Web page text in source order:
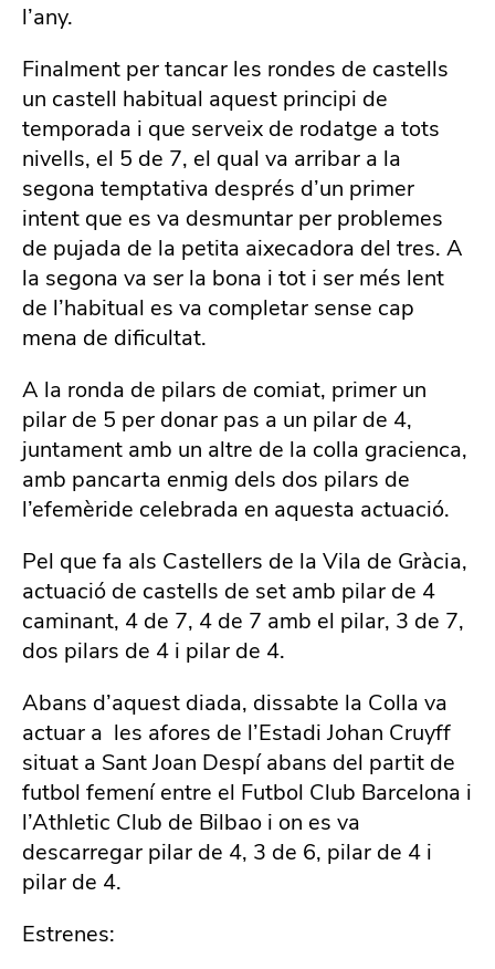
l’any.
Finalment per tancar les rondes de castells
un castell habitual aquest principi de
temporada i que serveix de rodatge a tots
nivells, el 5 de 7, el qual va arribar a la
segona temptativa després d’un primer
intent que es va desmuntar per problemes
de pujada de la petita aixecadora del tres. A
la segona va ser la bona i tot i ser més lent
de l’habitual es va completar sense cap
mena de dificultat.
A la ronda de pilars de comiat, primer un
pilar de 5 per donar pas a un pilar de 4,
juntament amb un altre de la colla gracienca,
amb pancarta enmig dels dos pilars de
l’efemèride celebrada en aquesta actuació.
Pel que fa als Castellers de la Vila de Gràcia,
actuació de castells de set amb pilar de 4
caminant, 4 de 7, 4 de 7 amb el pilar, 3 de 7,
dos pilars de 4 i pilar de 4.
Abans d’aquest diada, dissabte la Colla va
actuar a les afores de l’Estadi Johan Cruyff
situat a Sant Joan Despí abans del partit de
futbol femení entre el Futbol Club Barcelona i
l’Athletic Club de Bilbao i on es va
descarregar pilar de 4, 3 de 6, pilar de 4 i
pilar de 4.
Estrenes: